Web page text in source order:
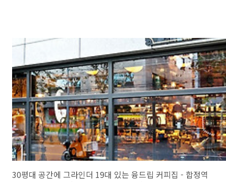
30평대 공간에 그라인더 19대 있는 융드립 커피집 - 합정역